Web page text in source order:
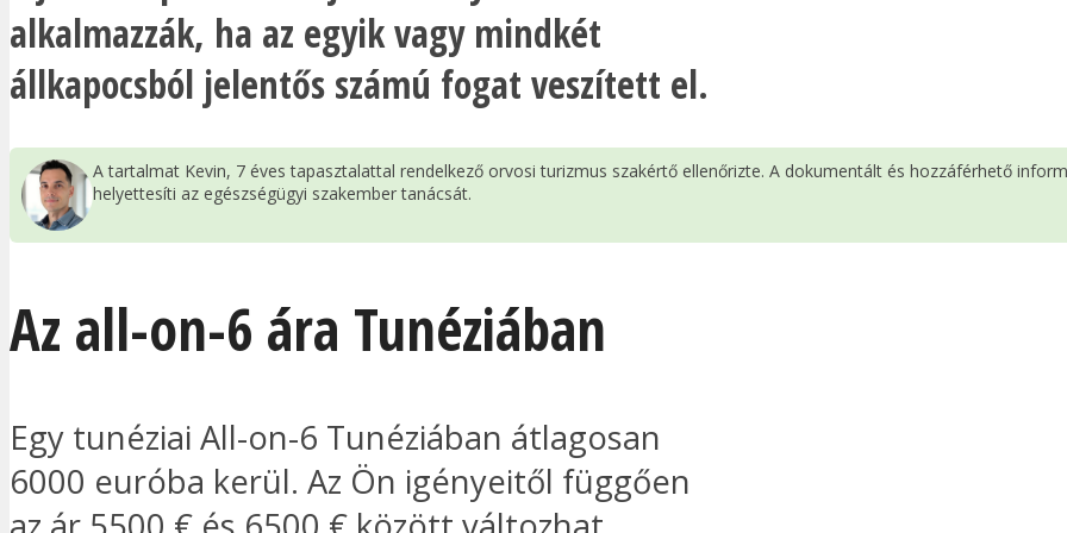
alkalmazzák, ha az egyik vagy mindkét
állkapocsból jelentős számú fogat veszített el.
A tartalmat Kevin, 7 éves tapasztalattal rendelkező orvosi turizmus szakértő ellenőrizte. A dokumentált és hozzáférhető
helyettesíti az egészségügyi szakember tanácsát.
Az all-on-6 ára Tunéziában
Egy tunéziai All-on-6 Tunéziában átlagosan
6000 euróba kerül. Az Ön igényeitől függően